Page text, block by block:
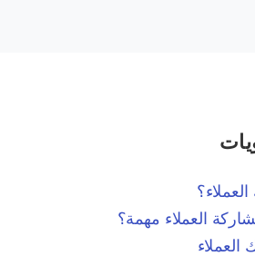
العملاء مهمة؟
العملاء